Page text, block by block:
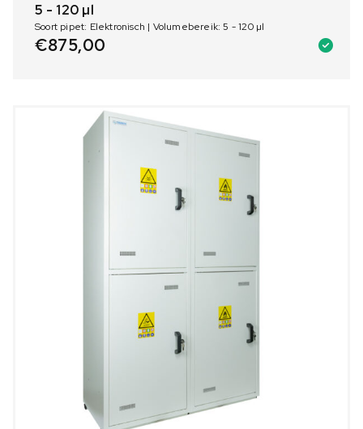
5 - 120 µl
Soort pipet: Elektronisch | Volumebereik: 5 - 120 µl
€875,00